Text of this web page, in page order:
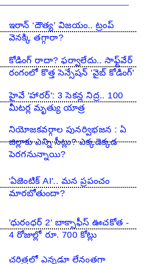
ఇరాన్ ‘దౌత్య’ విజయం.. ట్రంప్
వెనక్కి తగ్గారా?
కోడింగ్ రాదా? ఫర్వాలేదు.. సాఫ్ట్‌వేర్
రంగంలో కొత్త సెన్సేషన్ 'వైబ్ కోడింగ్'
హైవే 'హారర్': 3 సెకన్ల నిద్ర.. 100
మీటర్ల మృత్యు యాత్ర
నియోజకవర్గాల పునర్విభజన : ఏ
జిల్లాకు ఎన్ని సీట్లు? ఎక్కడెక్కడ
పెరగనున్నాయి?
'ఏజెంటిక్ AI'.. మన ప్రపంచం
మారబోతుందా?
'ధురంధర్ 2' బాక్సాఫీస్ ఊచకోత -
4 రోజుల్లో రూ. 700 కోట్లు
చరిత్రలో ఎన్నడూ లేనంతగా